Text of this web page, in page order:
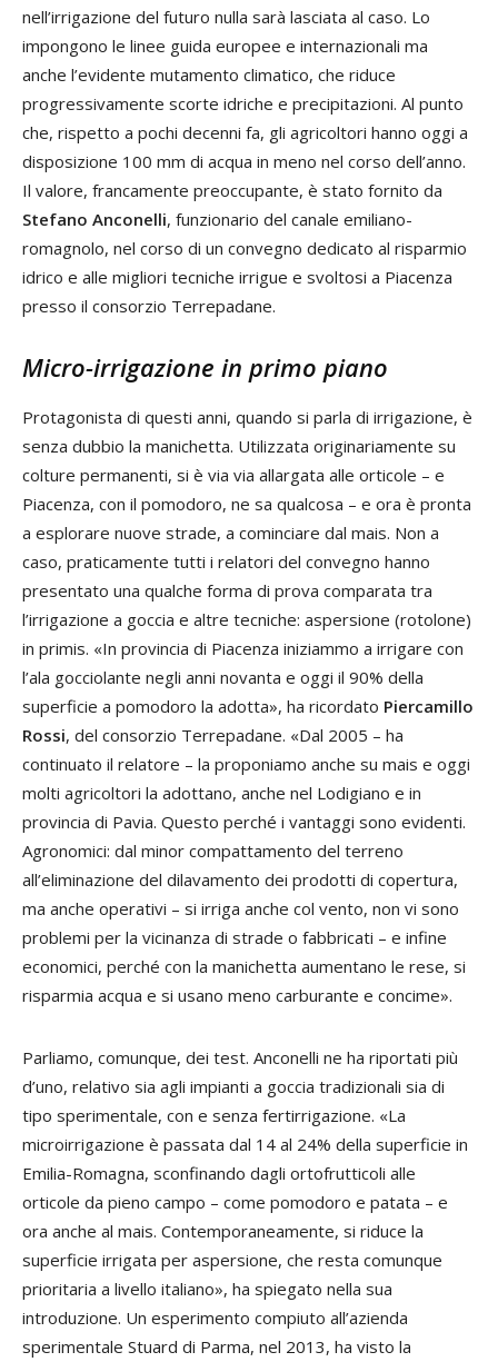
nell’irrigazione del futuro nulla sarà lasciata al caso. Lo
impongono le linee guida europee e internazionali ma
anche l’evidente mutamento climatico, che riduce
progressivamente scorte idriche e precipitazioni. Al punto
che, rispetto a pochi decenni fa, gli agricoltori hanno oggi a
disposizione 100 mm di acqua in meno nel corso dell’anno.
Il valore, francamente preoccupante, è stato fornito da
Stefano Anconelli, funzionario del canale emiliano-
romagnolo, nel corso di un convegno dedicato al risparmio
idrico e alle migliori tecniche irrigue e svoltosi a Piacenza
presso il consorzio Terrepadane.
Micro-irrigazione in primo piano
Protagonista di questi anni, quando si parla di irrigazione, è
senza dubbio la manichetta. Utilizzata originariamente su
colture permanenti, si è via via allargata alle orticole – e
Piacenza, con il pomodoro, ne sa qualcosa – e ora è pronta
a esplorare nuove strade, a cominciare dal mais. Non a
caso, praticamente tutti i relatori del convegno hanno
presentato una qualche forma di prova comparata tra
l’irrigazione a goccia e altre tecniche: aspersione (rotolone)
in primis. «In provincia di Piacenza iniziammo a irrigare con
l’ala gocciolante negli anni novanta e oggi il 90% della
superficie a pomodoro la adotta», ha ricordato Piercamillo
Rossi, del consorzio Terrepadane. «Dal 2005 – ha
continuato il relatore – la proponiamo anche su mais e oggi
molti agricoltori la adottano, anche nel Lodigiano e in
provincia di Pavia. Questo perché i vantaggi sono evidenti.
Agronomici: dal minor compattamento del terreno
all’eliminazione del dilavamento dei prodotti di copertura,
ma anche operativi – si irriga anche col vento, non vi sono
problemi per la vicinanza di strade o fabbricati – e infine
economici, perché con la manichetta aumentano le rese, si
risparmia acqua e si usano meno carburante e concime».
Parliamo, comunque, dei test. Anconelli ne ha riportati più
d’uno, relativo sia agli impianti a goccia tradizionali sia di
tipo sperimentale, con e senza fertirrigazione. «La
microirrigazione è passata dal 14 al 24% della superficie in
Emilia-Romagna, sconfinando dagli ortofrutticoli alle
orticole da pieno campo – come pomodoro e patata – e
ora anche al mais. Contemporaneamente, si riduce la
superficie irrigata per aspersione, che resta comunque
prioritaria a livello italiano», ha spiegato nella sua
introduzione. Un esperimento compiuto all’azienda
sperimentale Stuard di Parma, nel 2013, ha visto la